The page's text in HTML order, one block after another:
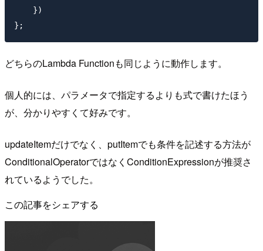
    })
どちらのLambda Functionも同じように動作します。
個人的には、パラメータで指定するよりも式で書けたほう
が、分かりやすくて好みです。
updateItemだけでなく、putItemでも条件を記述する方法が
ConditionalOperatorではなくConditionExpressionが推奨さ
れているようでした。
この記事をシェアする